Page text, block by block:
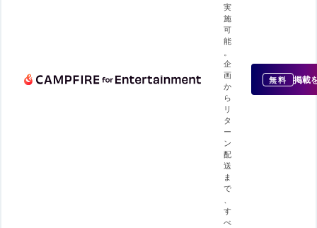
実
施
可
能
企
画
か
ら
リ
タ
ー
ン
配
送
ま
で
す
べ
無料 掲載